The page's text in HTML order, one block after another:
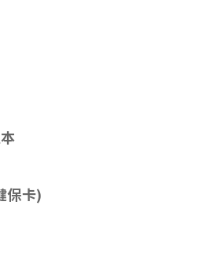
保卡)